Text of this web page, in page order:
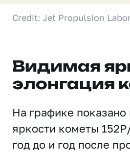
Credit: Jet Propulsion
Видимая
элонгация
На графике
яркости кометы
год до и год после